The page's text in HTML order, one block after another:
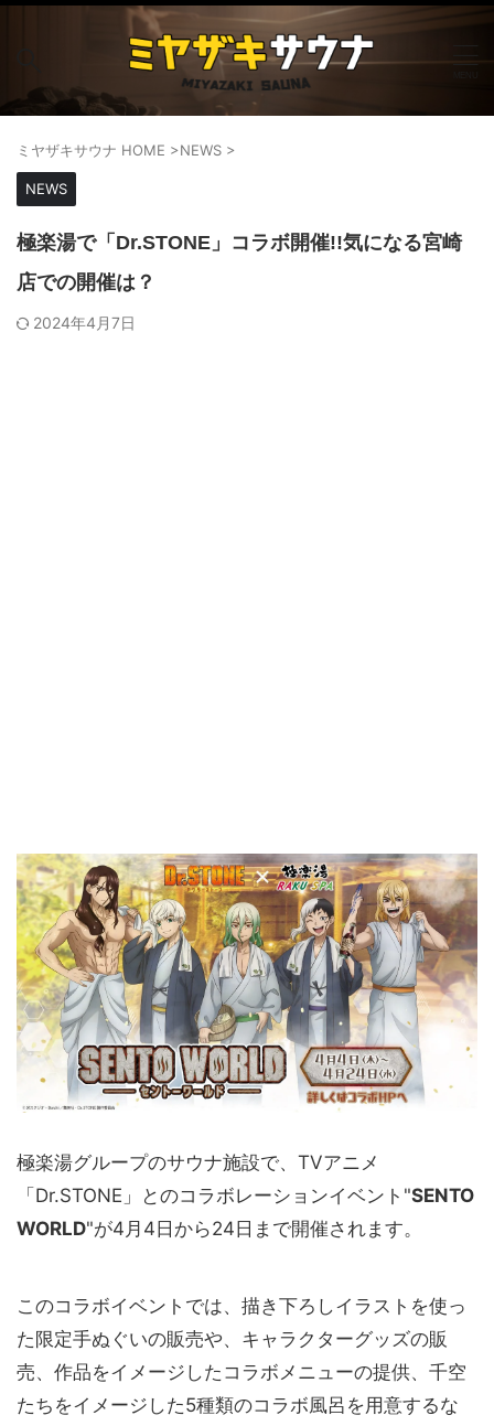
ミヤザキサウナ HOME >NEWS >
NEWS
極楽湯で「Dr.STONE」コラボ開催!!気になる宮崎
店での開催は？
2024年4月7日
極楽湯グループのサウナ施設で、TVアニメ
「Dr.STONE」とのコラボレーションイベント"SENTO
WORLD"が4月4日から24日まで開催されます。
このコラボイベントでは、描き下ろしイラストを使っ
た限定手ぬぐいの販売や、キャラクターグッズの販
売、作品をイメージしたコラボメニューの提供、千空
たちをイメージした5種類のコラボ風呂を用意するな